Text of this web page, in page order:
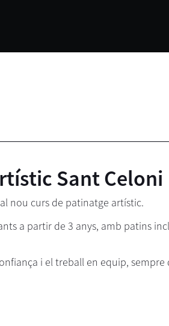
Sant Celoni
nou curs de patinatge artístic.
a partir de 3 anys, amb patins
i el treball en equip,